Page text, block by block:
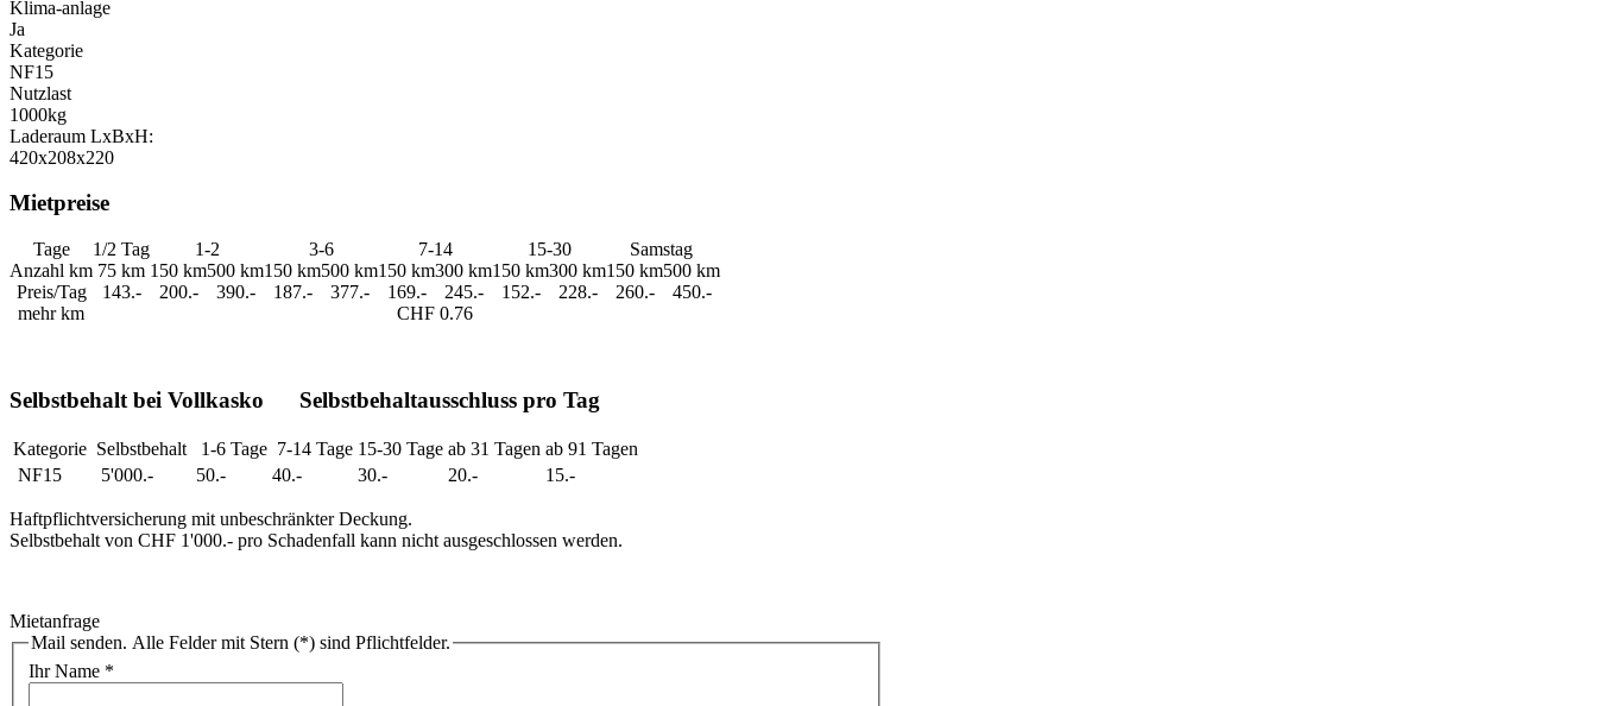
Klima-anlage
Ja
Kategorie
NF15
Nutzlast
1000kg
Laderaum LxBxH:
420x208x220
Mietpreise
Tage 1/2 Tag 1-2 3-6 7-14 15-30
Samstag
Anzahl km 75 km 150 km500 km150 km500 km150 km300 km150 km300 km150 km500 km
Preis/Tag
143.- 200.- 390.- 187.- 377.- 169.- 245.- 152.- 228.- 260.-
450.-
mehr km
CHF 0.76
Selbstbehalt bei Vollkasko Selbstbehaltausschluss pro Tag
Kategorie Selbstbehalt 1-6 Tage 7-14 Tage 15-30 Tage ab 31 Tagen ab 91 Tagen
NF15
5'000.- 50.- 40.- 30.- 20.- 15.-
Haftpflichtversicherung mit unbeschränkter Deckung.
Selbstbehalt von CHF 1'000.- pro Schadenfall kann nicht ausgeschlossen werden.
Mietanfrage
Mail senden. Alle Felder mit Stern (*) sind Pflichtfelder.
Ihr Name *